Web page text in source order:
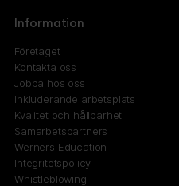
Information
Företaget
Kontakta oss
Jobba hos oss
Inkluderande arbetsplats
Kvalitet och hållbarhet
Samarbetspartners
Werners Education
Integritetspolicy
Whistleblowing